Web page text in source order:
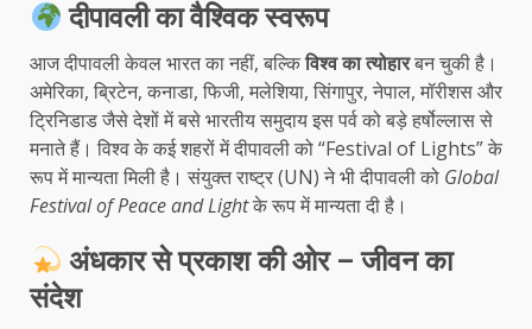
दीपावली का वैश्विक स्वरूप
आज दीपावली केवल भारत का नहीं, बल्किविश्व का त्योहारबन चुकी है।
अमेरिका, ब्रिटेन, कनाडा, फिजी, मलेशिया, सिंगापुर, नेपाल, मॉरीशस और
ट्रिनिडाड जैसे देशों में बसे भारतीय समुदाय इस पर्व को बड़े हर्षोल्लास से
मनाते हैं। विश्व के कई शहरों में दीपावली को “Festival of Lights” के
रूप में मान्यता मिली है। संयुक्त राष्ट्र (UN) ने भी दीपावली को Global
Festival of Peace and Lightके रूप में मान्यता दी है।
अंधकार से प्रकाश की ओर – जीवन का
संदेश